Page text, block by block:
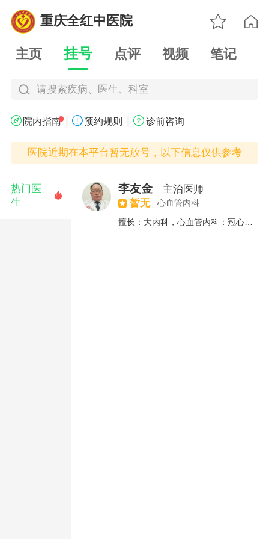
重庆全红中医院  
主页 挂号 点评 视频 笔记
请搜索疾病、医生、科室
 院内指南 预约规则 诊前咨询
医院近期在本平台暂无放号，以下信息仅供参考
热门医
生

李友金
主治医师
暂无
心血管内科